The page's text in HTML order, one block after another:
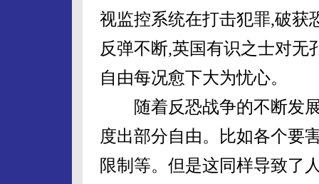
视监控系统在打击犯罪,破获
反弹不断,英国有识之士对无
自由每况愈下大为忧心。
随着反恐战争的不断发展
度出部分自由。比如各个要
限制等。但是这同样导致了